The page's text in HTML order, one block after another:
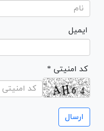
ایمیل
* کد امنیتی